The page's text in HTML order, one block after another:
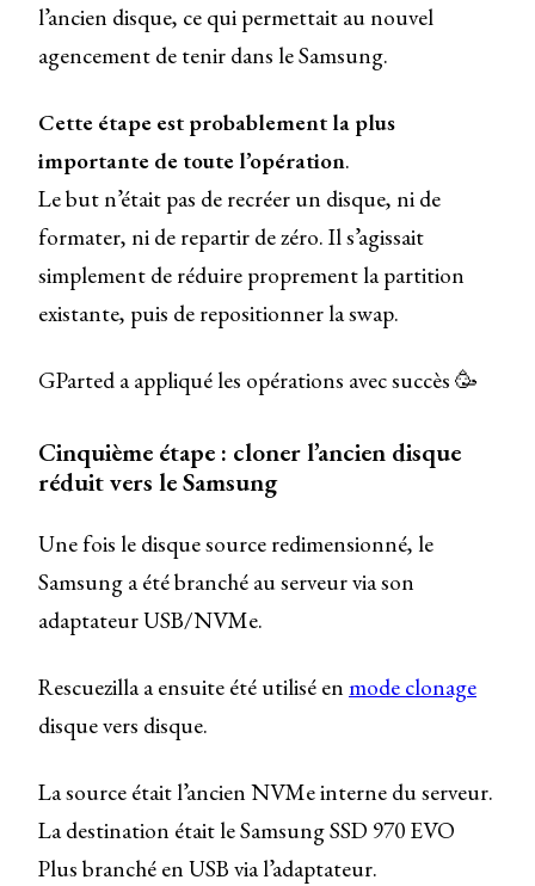
l’ancien disque, ce qui permettait au nouvel
agencement de tenir dans le Samsung.
Cette étape est probablement la plus
importante de toute l’opération.
Le but n’était pas de recréer un disque, ni de
formater, ni de repartir de zéro. Il s’agissait
simplement de réduire proprement la partition
existante, puis de repositionner la swap.
GParted a appliqué les opérations avec succès 🥳
Cinquième étape : cloner l’ancien disque
réduit vers le Samsung
Une fois le disque source redimensionné, le
Samsung a été branché au serveur via son
adaptateur USB/NVMe.
Rescuezilla a ensuite été utilisé en mode clonage
disque vers disque.
La source était l’ancien NVMe interne du serveur.
La destination était le Samsung SSD 970 EVO
Plus branché en USB via l’adaptateur.